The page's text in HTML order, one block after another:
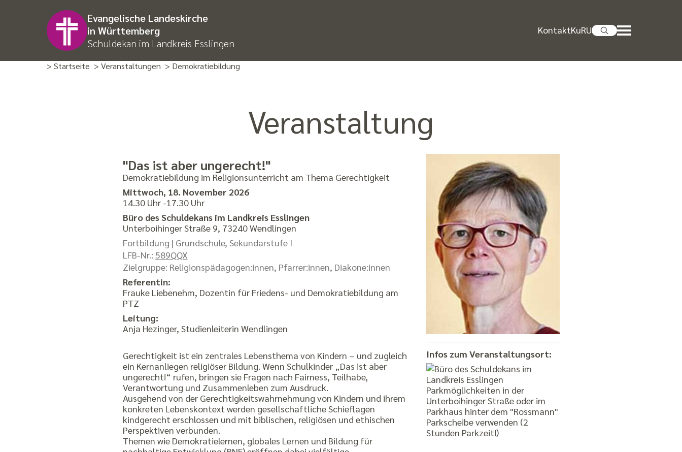
Evangelische Landeskirche
in Württemberg
Schuldekan im Landkreis Esslingen
KontaktKuRU
> Startseite > Veranstaltungen > Demokratiebildung
Veranstaltung
"Das ist aber ungerecht!"
Demokratiebildung im Religionsunterricht am Thema Gerechtigkeit
Mittwoch, 18. November 2026
14.30 Uhr -17.30 Uhr
Büro des Schuldekans im Landkreis Esslingen
Unterboihinger Straße 9, 73240 Wendlingen
Fortbildung | Grundschule, Sekundarstufe I
LFB-Nr.: 589QQX
Zielgruppe: Religionspädagogen:innen, Pfarrer:innen, Diakone:innen
Referentin:
Frauke Liebenehm, Dozentin für Friedens- und Demokratiebildung am
PTZ
Leitung:
Anja Hezinger, Studienleiterin Wendlingen
Gerechtigkeit ist ein zentrales Lebensthema von Kindern – und zugleich
ein Kernanliegen religiöser Bildung. Wenn Schulkinder „Das ist aber
ungerecht!“ rufen, bringen sie Fragen nach Fairness, Teilhabe,
Verantwortung und Zusammenleben zum Ausdruck.
Ausgehend von der Gerechtigkeitswahrnehmung von Kindern und ihrem
konkreten Lebenskontext werden gesellschaftliche Schieflagen
kindgerecht erschlossen und mit biblischen, religiösen und ethischen
Perspektiven verbunden.
Themen wie Demokratielernen, globales Lernen und Bildung für
Infos zum Veranstaltungsort:
Parkmöglichkeiten in der
Unterboihinger Straße oder im
Parkhaus hinter dem "Rossmann"
Parkscheibe verwenden (2
Stunden Parkzeit!)